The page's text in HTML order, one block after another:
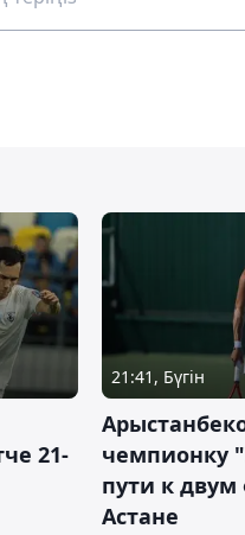
21-
21:41, Бүгін
чемпионку
пути к
Астане